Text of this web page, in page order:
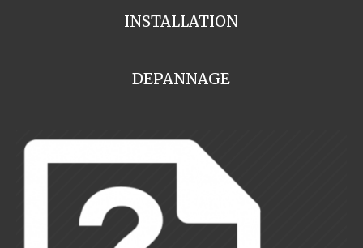
INSTALLATION
DEPANNAGE